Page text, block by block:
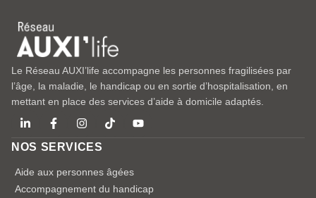
Le Réseau AUXI’life accompagne les personnes fragilisées par
l’âge, la maladie, le handicap ou en sortie d’hospitalisation, en
mettant en place des services d’aide à domicile adaptés.
NOS SERVICES
Aide aux personnes âgées
Accompagnement du handicap